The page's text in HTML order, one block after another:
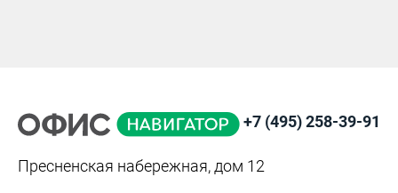
+7 (495) 258-39-91
Пресненская набережная, дом 12